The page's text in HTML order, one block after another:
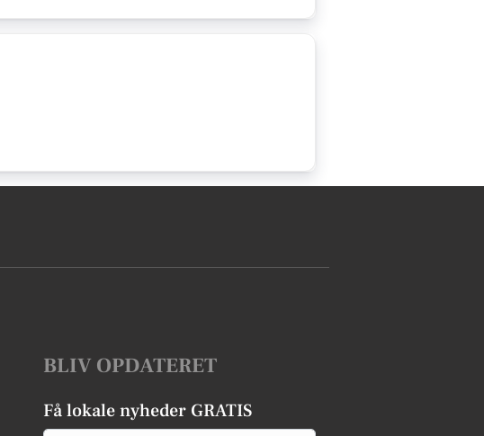
BLIV OPDATERET
Få lokale nyheder GRATIS